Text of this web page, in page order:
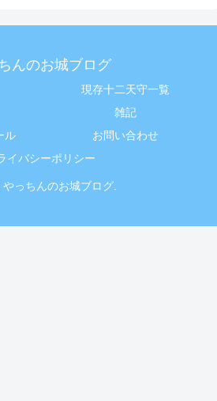
んのお城ブログ
現存十二天守一覧
雑記
ル
お問い合わせ
イバシーポリシー
っちんのお城ブログ.